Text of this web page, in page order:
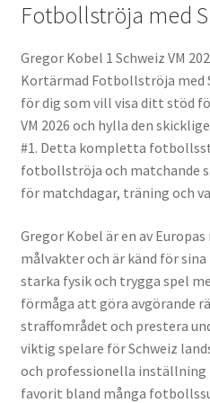
Fotbollströja med
Gregor Kobel 1 Schweiz VM
Kortärmad Fotbollströja med
för dig som vill visa ditt stöd
VM 2026 och hylla den
#1. Detta kompletta
fotbollströja och matchande
för matchdagar, träning och
Gregor Kobel är en av
målvakter och är känd för
starka fysik och trygga spel
förmåga att göra avgörande
straffområdet och prestera
viktig spelare för Schweiz
och professionella
favorit bland många